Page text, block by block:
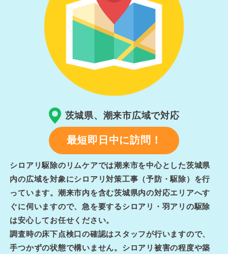
茨城県、潮来市広域で対応
最短即日中に訪問！
シロアリ駆除のリムケアでは潮来市を中心とした茨城県
内の広域を対象にシロアリ対策工事（予防・駆除）を行
っています。潮来市内を含む茨城県内の対応エリアへす
ぐに伺いますので、急を要するシロアリ・羽アリの駆除
は安心してお任せください。
調査時の床下点検口の確認はスタッフが行いますので、
手つかずの状態で構いません。シロアリ被害の程度や築